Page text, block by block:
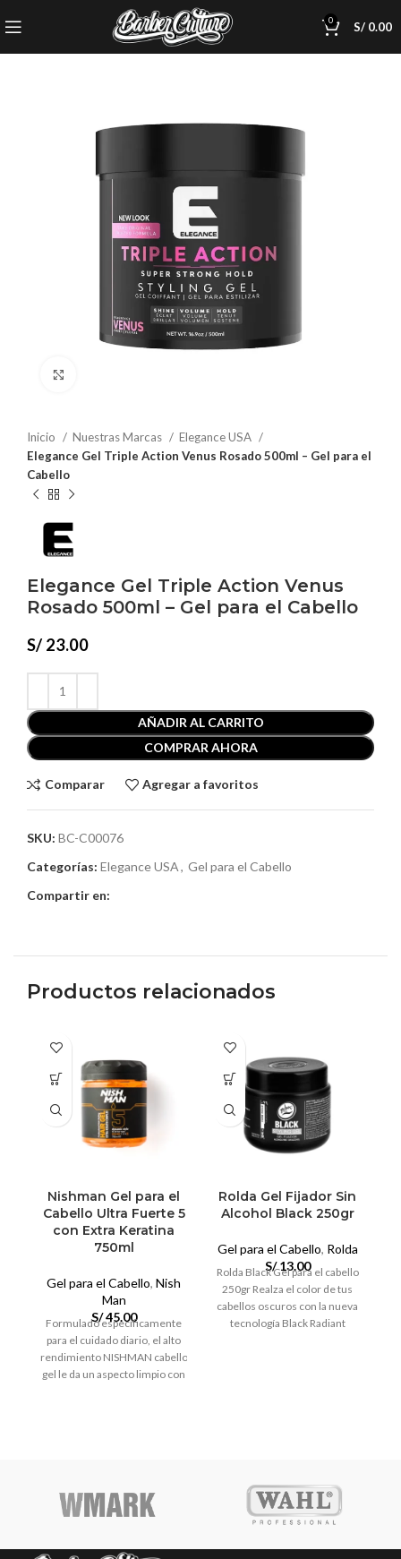
0 S/0.00
Inicio Nuestras Marcas
Elegance USA
Elegance Gel Triple Action Venus Rosado 500ml – Gel para el
Cabello
Elegance Gel Triple Action Venus
Rosado 500ml – Gel para el Cabello
S/ 23.00
AÑADIR AL CARRITO
COMPRAR AHORA
Comparar Agregar a favoritos
SKU: BC-C00076
Categorías: Elegance USA, Gel para el Cabello
Compartir en:
Productos relacionados
Nishman Gel para el
Cabello Ultra Fuerte 5
con Extra Keratina
750ml
Gel para el Cabello, Nish
Man
S/45.00
Formulado específicamente
para el cuidado diario, el alto
rendimiento NISHMAN cabello
gel le da un aspecto limpio con
Rolda Gel Fijador Sin
Alcohol Black 250gr
Gel para el Cabello, Rolda
S/13.00
Rolda Black Gel para el cabello
250gr Realza el color de tus
cabellos oscuros con la nueva
tecnología Black Radiant